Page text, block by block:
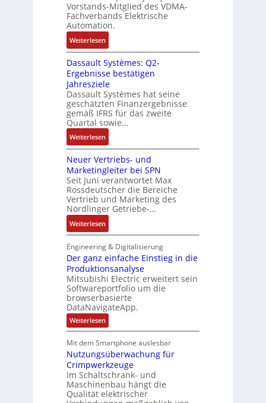
A
n
l
a
g
e
n
b
a
u
:
P
o
s
i
t
i
v
e
M
o
m
e
n
t
a
u
f
n
h
m
e
,
g
n
-
K
i
t
E
n
c
o
d
e
r
e
r
r
a
g
u
l
a
t
i
o
n
R
ü
c
k
g
r
a
t
d
e
r
F
a
b
r
i
k
Vorstands-Mitglied des VDMA-
Fachverbands Elektrische
Automation.
Weiterlesen:
R
o
s
e
S
y
s
t
e
m
t
e
c
h
n
k
G
s
c
h
ä
f
t
s
f
ü
h
r
e
Dassault Systèmes: Q2-
Ergebnisse bestätigen
Jahresziele
Dassault Systèmes hat seine
geschätzten Finanzergebnisse
gemäß IFRS für das zweite
Quartal sowie…
Weiterlesen:
D
a
s
s
a
u
l
t
S
y
s
t
è
m
e
s
:
2
-
E
r
g
Neuer Vertriebs- und
Marketingleiter bei SPN
Seit Juni verantwortet Max
Rossdeutscher die Bereiche
Vertrieb und Marketing des
Nördlinger Getriebe-…
Weiterlesen:
N
e
u
e
r
V
e
r
t
i
e
b
s
-
Engineering & Digitalisierung
Der ganz einfache Einstieg in die
Produktionsanalyse
Mitsubishi Electric erweitert sein
Softwareportfolio um die
browserbasierte
DataNavigateApp.
Weiterlesen:
D
r
g
a
n
z
e
i
Mit dem Smartphone auslesbar
Nutzungsüberwachung für
Crimpwerkzeuge
Im Schaltschrank- und
Maschinenbau hängt die
Qualität elektrischer